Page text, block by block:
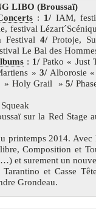
LIBO (Broussaï)
: 1/IAM,
festival
Festival 4/Protoje,
Le Bal des
: 1/Patko « Just
» 3/Alborosie «
» Holy Grail »5/
sur la Red Stage
printemps 2014. Avec
Composition et
et surement un
et Casse
Grondeau.